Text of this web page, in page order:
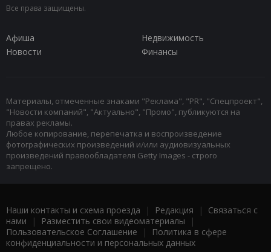
Все права защищены.
Афиша
Недвижимость
Новости
Финансы
Материалы, отмеченные знаками "Реклама", "PR", "Спецпроект",
"Новости компаний", "Актуально", "Промо", публикуются на
правах рекламы.
Любое копирование, перепечатка и воспроизведение
фотографических произведений и/или аудиовизуальных
произведений правообладателя Getty Images - строго
запрещено.
Наши контакты и схема проезда | Редакция | Связаться с
нами | Разместить свои видеоматериалы |
Пользовательское Соглашение |
Политика в сфере
конфиденциальности и персональных данных